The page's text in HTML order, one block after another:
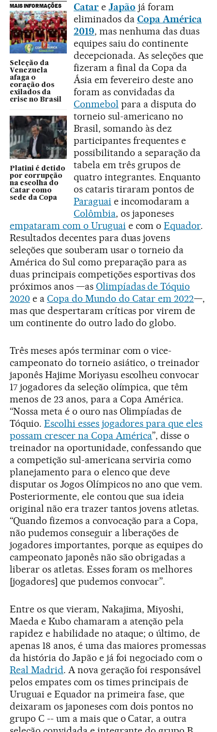
MAIS INFORMAÇÕES
Seleção da
Venezuela
afaga o
coração dos
exilados da
crise no Brasil
Platini é detido
por corrupção
na escolha do
Catar como
sede da Copa
Catare Japão já foram
eliminados da Copa América
2019, mas nenhuma das duas
equipes saiu do continente
decepcionada. As seleções que
fizeram a final da Copa da
Ásia em fevereiro deste ano
foram as convidadas da
Conmebol para a disputa do
torneio sul-americano no
Brasil, somando às dez
participantes frequentes e
possibilitando a separação da
tabela em três grupos de
quatro integrantes. Enquanto
os cataris tiraram pontos de
Paraguai e incomodaram a
Colômbia, os japoneses
empataram com o Uruguai e com oEquador.
Resultados decentes para duas jovens
seleções que souberam usar o torneio da
América do Sul como preparação para as
duas principais competições esportivas dos
próximos anos —as Olimpíadas de Tóquio
2020 e a Copa do Mundo do Catar em 2022—,
mas que despertaram críticas por virem de
um continente do outro lado do globo.
Três meses após terminar com o vice-
campeonato do torneio asiático, o treinador
japonês Hajime Moriyasu escolheu convocar
17 jogadores da seleção olímpica, que têm
menos de 23 anos, para a Copa América.
“Nossa meta é o ouro nas Olimpíadas de
Tóquio. Escolhi esses jogadores para que eles
possam crescer na Copa América”, disse o
treinador na oportunidade, confessando que
a competição sul-americana serviria como
planejamento para o elenco que deve
disputar os Jogos Olímpicos no ano que vem.
Posteriormente, ele contou que sua ideia
original não era trazer tantos jovens atletas.
“Quando fizemos a convocação para a Copa,
não pudemos conseguir a liberações de
jogadores importantes, porque as equipes do
campeonato japonês não são obrigadas a
liberar os atletas. Esses foram os melhores
[jogadores] que pudemos convocar”.
Entre os que vieram, Nakajima, Miyoshi,
Maeda e Kubo chamaram a atenção pela
rapidez e habilidade no ataque; o último, de
apenas 18 anos, é uma das maiores promessas
da história do Japão e já foi negociado com o
Real Madrid. A nova geração foi responsável
pelos empates com os times principais de
Uruguai e Equador na primeira fase, que
deixaram os japoneses com dois pontos no
grupo C -- um a mais que o Catar, a outra